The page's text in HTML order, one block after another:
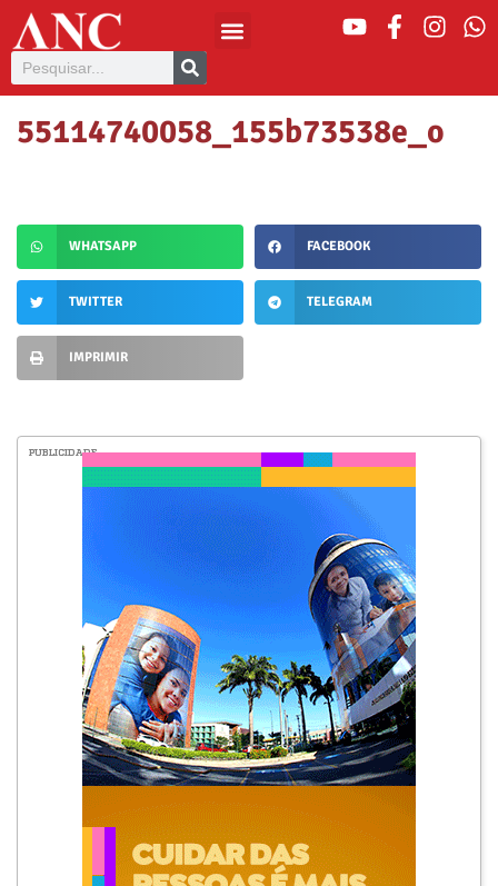
55114740058_155b73538e_o
WHATSAPP FACEBOOK
TWITTER TELEGRAM
IMPRIMIR
PUBLICIDADE